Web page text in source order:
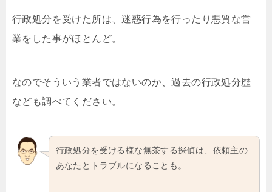
行政処分を受けた所は、迷惑行為を行ったり悪質な営
業をした事がほとんど。
なのでそういう業者ではないのか、過去の行政処分歴
なども調べてください。
行政処分を受ける様な無茶する探偵は、依頼主の
あなたとトラブルになることも。